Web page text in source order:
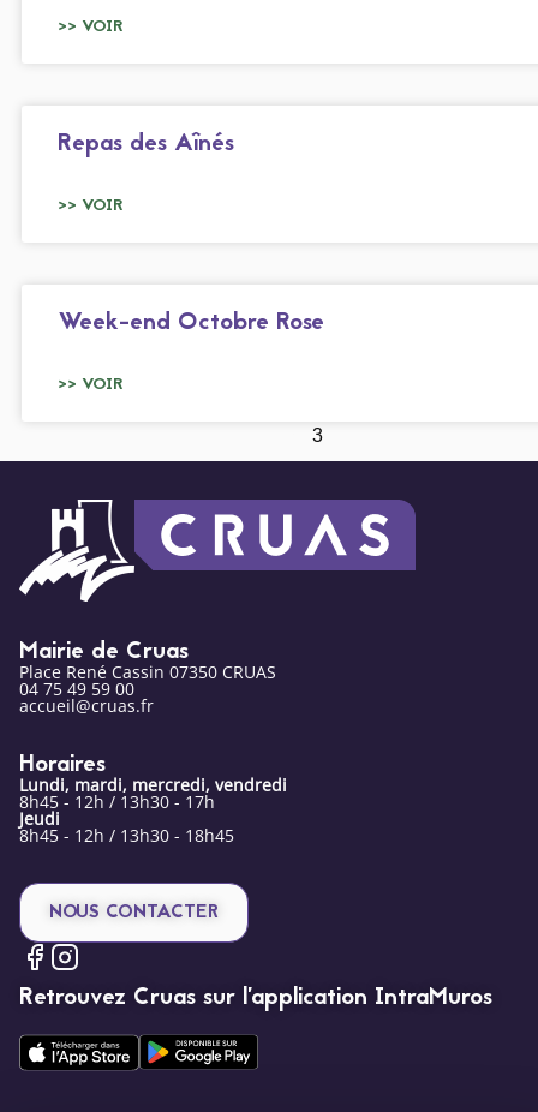
>> VOIR
Repas des Aînés
>> VOIR
Week-end Octobre Rose
>> VOIR
3
Mairie de Cruas
Place René Cassin 07350 CRUAS
04 75 49 59 00
accueil@cruas.fr
Horaires
Lundi, mardi, mercredi, vendredi
8h45 - 12h / 13h30 - 17h
Jeudi
8h45 - 12h / 13h30 - 18h45
NOUS CONTACTER
Retrouvez Cruas sur l’application IntraMuros